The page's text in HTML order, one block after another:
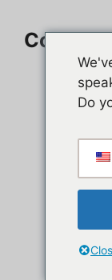
contenu
Do